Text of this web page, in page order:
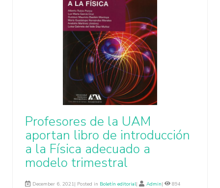
Profesores de la UAM
aportan libro de introducción
a la Física adecuado a
modelo trimestral
December 6, 2021| Posted in Boletín editorial| Admin| 894